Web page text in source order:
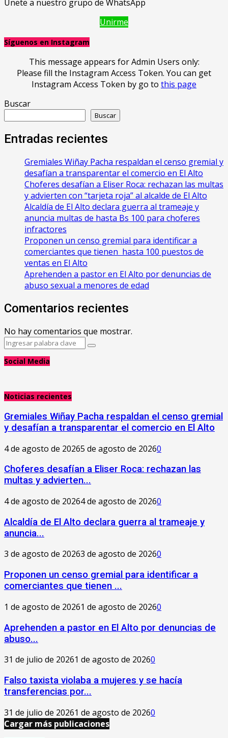
Únete a nuestro grupo de WhatsApp
Unirme
Síguenos en Instagram
This message appears for Admin Users only:
Please fill the Instagram Access Token. You can get
Instagram Access Token by go to this page
Buscar
Buscar
Entradas recientes
Gremiales Wiñay Pacha respaldan el censo gremial y
desafían a transparentar el comercio en El Alto
Choferes desafían a Eliser Roca: rechazan las multas
y advierten con “tarjeta roja” al alcalde de El Alto
‎Alcaldía de El Alto declara guerra al trameaje y
anuncia multas de hasta Bs 100 para choferes
infractores
Proponen un censo gremial para identificar a
comerciantes que tienen hasta 100 puestos de
ventas en El Alto
Aprehenden a pastor en El Alto por denuncias de
abuso sexual a menores de edad
Comentarios recientes
No hay comentarios que mostrar.
Search
Search
Social Media
Noticias recientes
Gremiales Wiñay Pacha respaldan el censo gremial
y desafían a transparentar el comercio en El Alto
4 de agosto de 20265 de agosto de 20260
Choferes desafían a Eliser Roca: rechazan las
multas y advierten...
4 de agosto de 20264 de agosto de 20260
‎Alcaldía de El Alto declara guerra al trameaje y
anuncia...
3 de agosto de 20263 de agosto de 20260
Proponen un censo gremial para identificar a
comerciantes que tienen ...
1 de agosto de 20261 de agosto de 20260
Aprehenden a pastor en El Alto por denuncias de
abuso...
31 de julio de 20261 de agosto de 20260
Falso taxista violaba a mujeres y se hacía
transferencias por...
31 de julio de 20261 de agosto de 20260
Cargar más publicaciones